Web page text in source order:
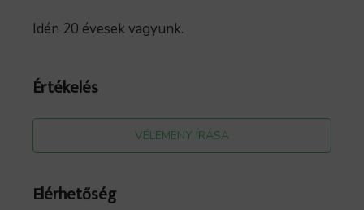
Idén 20 évesek vagyunk.
Értékelés
VÉLEMÉNY ÍRÁSA
Elérhetőség